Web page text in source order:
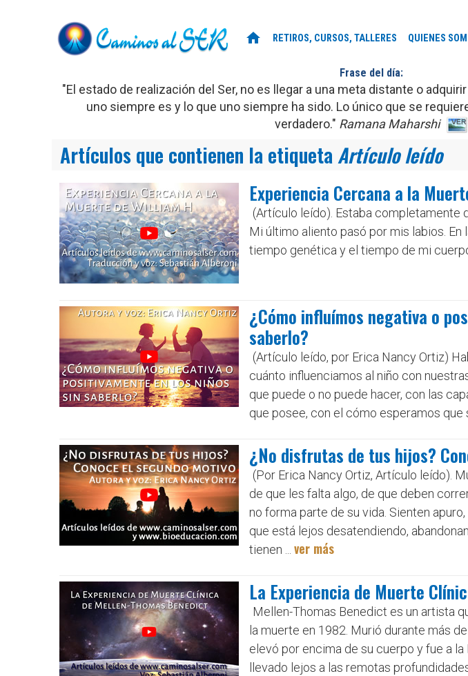
home RETIROS, CURSOS, TALLERES QUIENES
Frase del día:
"El estado de realización del Ser, no es llegar a una meta distante o
uno siempre es y lo que uno siempre ha sido. Lo único que se
verdadero." Ramana Maharshi
Artículos que contienen la etiquetaArtículo leído
Experiencia Cercana a la
(Artículo leído). Estaba completamente
Mi último aliento pasó por mis labios.
tiempo genética y el tiempo de mi
¿Cómo influímos negativa o
saberlo?
(Artículo leído, por Erica Nancy Ortiz)
cuánto influenciamos al niño con
que puede o no puede hacer, con las
que posee, con el cómo esperamos que
¿No disfrutas de tus hijos?
(Por Erica Nancy Ortiz, Artículo leído).
de que les falta algo, de que deben
no forma parte de su vida. Sienten
que está lejos desatendiendo,
tienen ... ver más
La Experiencia de Muerte
Mellen-Thomas Benedict es un artista
la muerte en 1982. Murió durante más
elevó por encima de su cuerpo y fue a
llevado lejos a las remotas